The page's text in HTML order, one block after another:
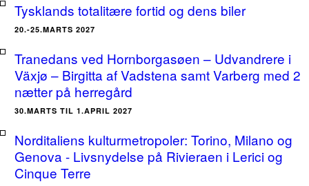
Tysklands totalitære fortid og dens biler
20.-25.MARTS 2027
Tranedans ved Hornborgasøen – Udvandrere i
Växjø – Birgitta af Vadstena samt Varberg med 2
nætter på herregård
30.MARTS TIL 1.APRIL 2027
Norditaliens kulturmetropoler: Torino, Milano og
Genova - Livsnydelse på Rivieraen i Lerici og
Cinque Terre